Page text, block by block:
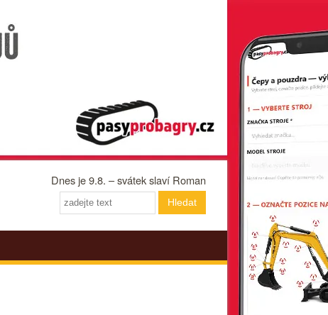
Dnes je 9.8. – svátek slaví Roman
Hledat